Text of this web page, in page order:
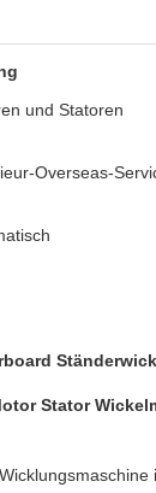
und Statoren
Overseas-
Stator